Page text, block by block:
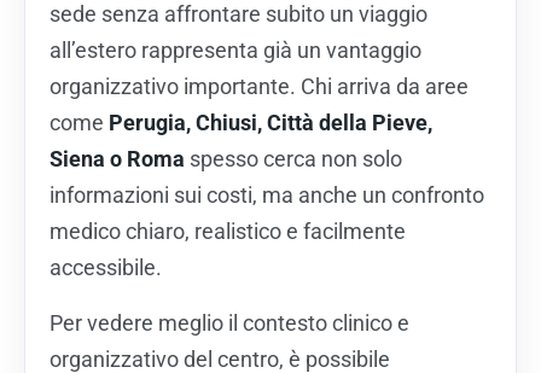
sede senza affrontare subito un viaggio
all’estero rappresenta già un vantaggio
organizzativo importante. Chi arriva da aree
come Perugia, Chiusi, Città della Pieve,
Siena o Roma spesso cerca non solo
informazioni sui costi, ma anche un confronto
medico chiaro, realistico e facilmente
accessibile.
Per vedere meglio il contesto clinico e
organizzativo del centro, è possibile